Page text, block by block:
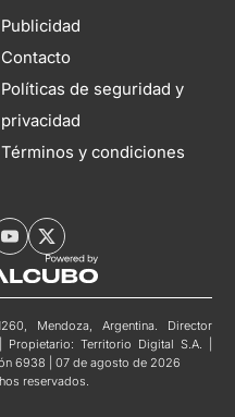
Publicidad
Contacto
Políticas de seguridad y
privacidad
Términos y condiciones
Mendoza, Argentina. Director
Territorio Digital S.A. |
6938 | 07 de agosto de 2026
reservados.